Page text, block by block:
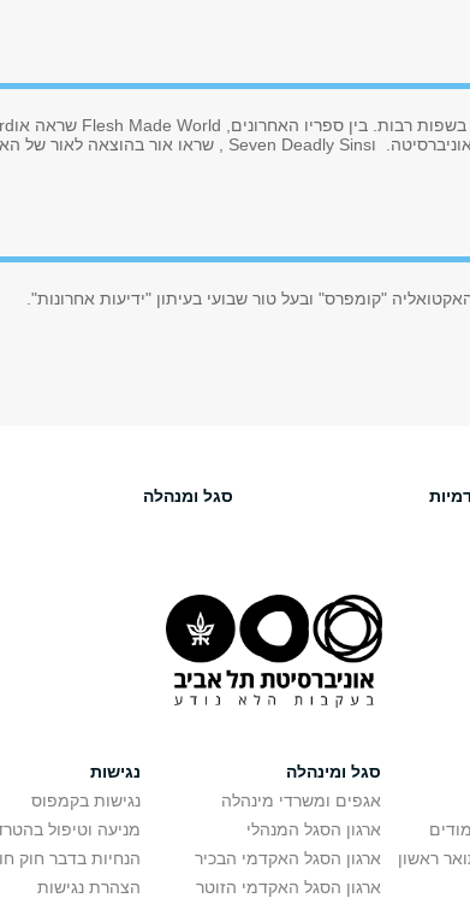
רבות. בין ספריו האחרונים, Flesh Made World שראה או
וSeven Deadly Sins , שראו אור בהוצאה לאור של
"קומפרס" ובעל טור שבועי בעיתון "ידיעות אחרונות".
סגל ומנהלה
ראשון
סגל ומינהלה
אגפים ומשרדי מינהלה
ארגון הסגל המנהלי
ארגון הסגל האקדמי הבכיר
ארגון הסגל האקדמי הזוטר
נגישות
נגישות בקמפוס
מניעה וטיפול
הנחיות בדבר חוק
הצהרת נגישות